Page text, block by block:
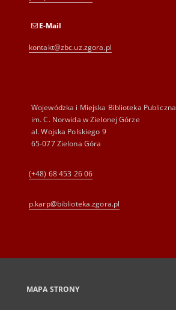
E-Mail
kontakt@zbc.uz.zgora.pl
Wojewódzka i Miejska Biblioteka Publiczna
im. C. Norwida w Zielonej Górze
al. Wojska Polskiego 9
65-077 Zielona Góra
(+48) 68 453 26 06
p.karp@biblioteka.zgora.pl
MAPA STRONY